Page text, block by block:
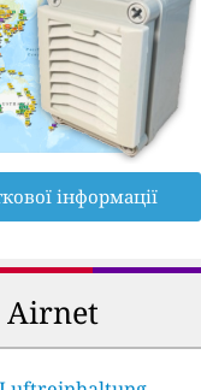
інформації
Airnet